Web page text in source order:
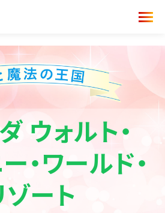
ウォルト・
・ワールド・
ゾート